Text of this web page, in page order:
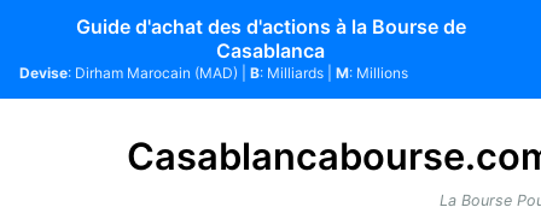
Guide d'achat des d'actions à la Bourse de
Casablanca
Devise: Dirham Marocain (MAD) | B: Milliards | M: Millions
La Bourse